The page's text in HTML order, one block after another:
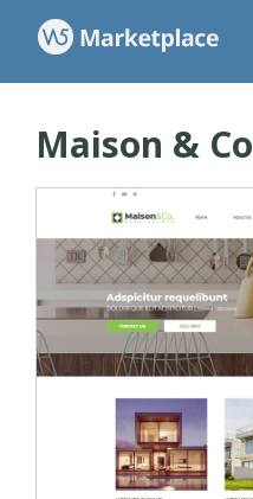
Maison & Co